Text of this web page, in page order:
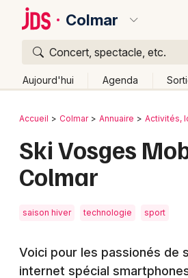
Colmar
Concert, spectacle, etc.
Aujourd'hui Agenda
Publier un événement
Manifestations
Bordeaux
Colmar
Marseille
Retour
Accueil Colmar Annuaire Activités,
Ski Vosges
Colmar
saison hiver technologie sport
Voici pour les passionés de
internet spécial
Quoi ?
Où ?
Près de moi
Changer de lieu
Quand ?